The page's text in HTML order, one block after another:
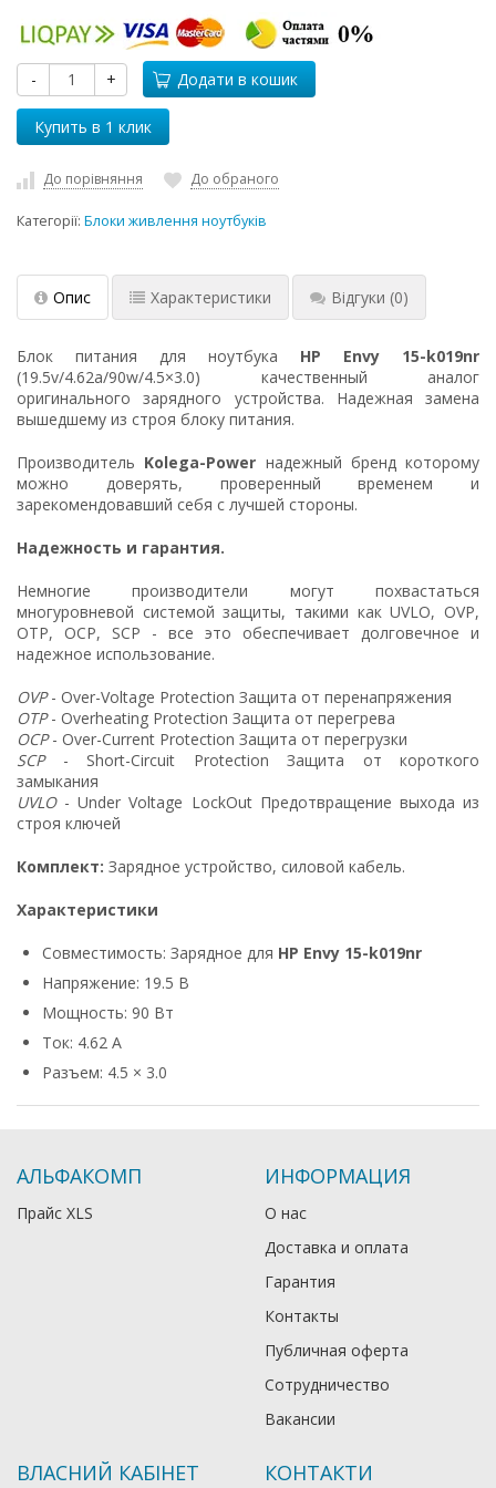
- + Додати в кошик
До порівняння До обраного
Категорії: Блоки живлення ноутбуків
Опис Характеристики Відгуки (0)
Блок питания для ноутбука HP Envy 15-k019nr
(19.5v/4.62a/90w/4.5×3.0) качественный аналог
оригинального зарядного устройства. Надежная замена
вышедшему из строя блоку питания.
Производитель Kolega-Power надежный бренд которому
можно доверять, проверенный временем и
зарекомендовавший себя с лучшей стороны.
Надежность и гарантия.
Немногие производители могут похвастаться
многуровневой системой защиты, такими как UVLO, OVP,
OTP, OCP, SCP - все это обеспечивает долговечное и
надежное использование.
OVP- Over-Voltage Protection Защита от перенапряжения
OTP- Overheating Protection Защита от перегрева
OCP- Over-Current Protection Защита от перегрузки
SCP- Short-Circuit Protection Защита от короткого
замыкания
UVLO- Under Voltage LockOut Предотвращение выхода из
строя ключей
Комплект: Зарядное устройство, силовой кабель.
Характеристики
Совместимость: Зарядное для HP Envy 15-k019nr
Напряжение: 19.5 В
Мощность: 90 Вт
Ток: 4.62 А
Разъем: 4.5 × 3.0
АЛЬФАКОМП
Прайс XLS
ИНФОРМАЦИЯ
О нас
Доставка и оплата
Гарантия
Контакты
Публичная оферта
Сотрудничество
Вакансии
ВЛАСНИЙ КАБІНЕТ КОНТАКТИ